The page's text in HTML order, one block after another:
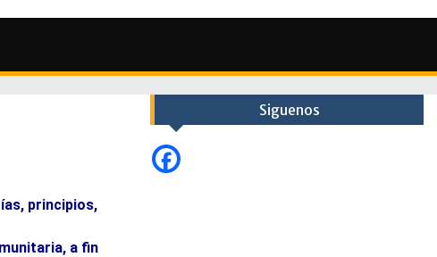
principios,
a fin
Siguenos